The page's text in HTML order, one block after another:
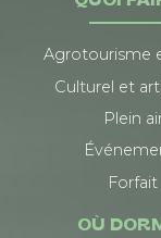
Agrotourisme
Culturel et
Plein
Forfait
OÙ